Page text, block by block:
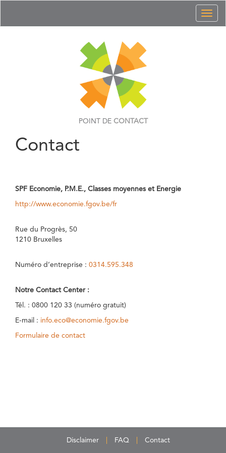
POINT DE CONTACT
Contact
SPF Economie, P.M.E., Classes moyennes et Energie
http://www.economie.fgov.be/fr
Rue du Progrès, 50
1210 Bruxelles
Numéro d’entreprise : 0314.595.348
Notre Contact Center :
Tél. : 0800 120 33 (numéro gratuit)
E-mail : info.eco@economie.fgov.be
Formulaire de contact
Disclaimer FAQ Contact